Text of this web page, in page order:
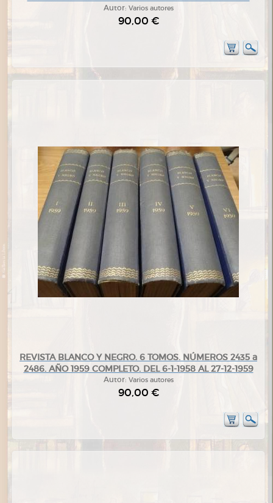
Autor: Varios autores
90,00 €
REVISTA BLANCO Y NEGRO. 6 TOMOS. NÚMEROS 2435 a
2486. AÑO 1959 COMPLETO. DEL 6-1-1958 AL 27-12-1959
Autor: Varios autores
90,00 €